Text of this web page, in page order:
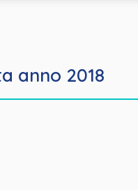
anno 2018